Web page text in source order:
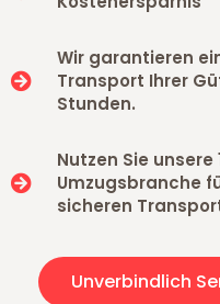
Wir garantieren
Transport Ihrer
Stunden.
Nutzen Sie unsere
Umzugsbranche
sicheren
Unverbindlich